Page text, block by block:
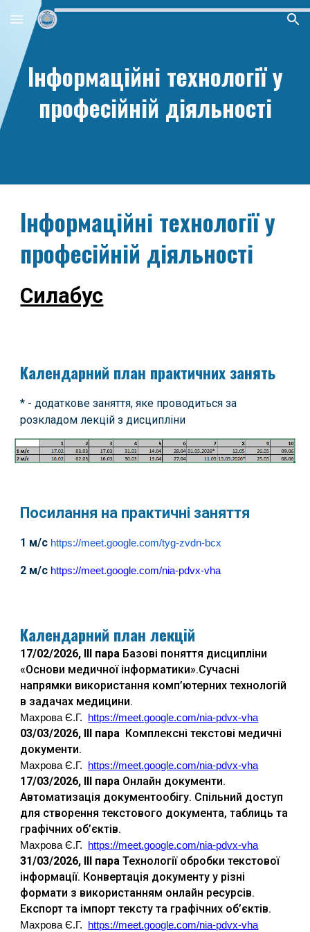
Skip to main content Skip to navigation
Інформаційні технології у
професійній діяльності
Інформаційні технології у
професійній діяльності
Силабус
Календарний план практичних занять
* - додаткове заняття, яке проводиться за
розкладом лекцій з дисципліни
Посилання на практичні заняття
1 м/с https://meet.google.com/tyg-zvdn-bcx
2 м/с https://meet.google.com/nia-pdvx-vha
Календарний план лекцій
17/02/2026, ІІІ пара Базові поняття дисципліни
«Основи медичної інформатики».Сучасні
напрямки використання комп’ютерних технологій
в задачах медицини.
Махрова Є.Г. https://meet.google.com/nia-pdvx-vha
03/03/2026, ІІІ пара Комплексні текстові медичні
документи.
Махрова Є.Г. https://meet.google.com/nia-pdvx-vha
17/03/2026, ІІІ пара Онлайн документи.
Автоматизація документообігу. Спільний доступ
для створення текстового документа, таблиць та
графічних об’єктів.
Махрова Є.Г. https://meet.google.com/nia-pdvx-vha
31/03/2026, ІІІ пара Технології обробки текстової
інформації. Конвертація документу у різні
формати з використанням онлайн ресурсів.
Експорт та імпорт тексту та графічних об’єктів.
Махрова Є.Г. https://meet.google.com/nia-pdvx-vha